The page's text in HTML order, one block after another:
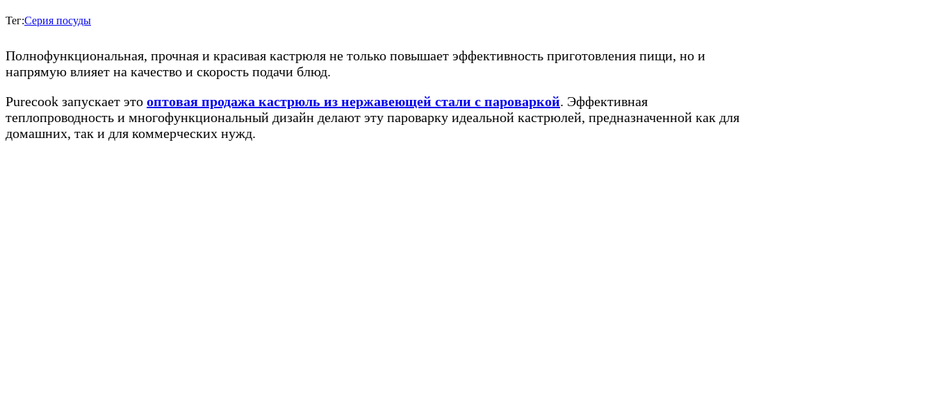
Тег:Серия посуды
Полнофункциональная, прочная и красивая кастрюля не только повышает эффективность приготовления пищи, но и
напрямую влияет на качество и скорость подачи блюд.
Purecook запускает это оптовая продажа кастрюль из нержавеющей стали с пароваркой. Эффективная
теплопроводность и многофункциональный дизайн делают эту пароварку идеальной кастрюлей, предназначенной как для
домашних, так и для коммерческих нужд.